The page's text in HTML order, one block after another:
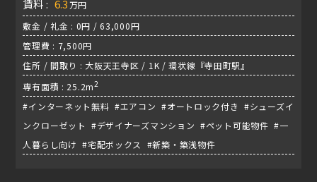
賃料 : 6.3 万円
敷金 / 礼金 : 0円 / 63,000円
管理費 : 7,500円
住所 / 間取り : 大阪天王寺区 / 1K / 環状線『寺田町駅』
専有面積 : 25.2m2
#インターネット無料 #エアコン #オートロック付き #シューズイ
ンクローゼット #デザイナーズマンション #ペット可能物件 #一
人暮らし向け #宅配ボックス #新築・築浅物件